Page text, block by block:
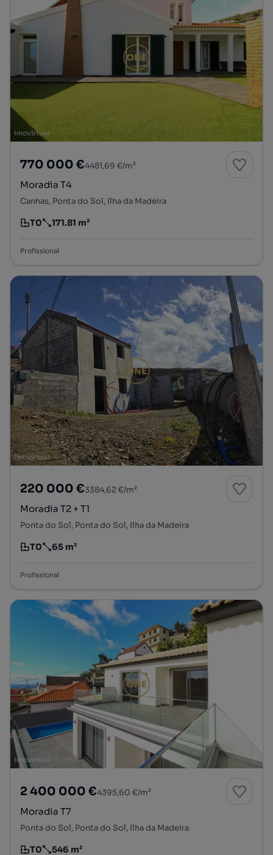
770 000 €4481,69 €/m²
Moradia T4
Canhas, Ponta do Sol, Ilha da Madeira
Tipologia
T0
Preço por metro quadrado
171.81 m²
Profissional
220 000 €3384,62 €/m²
Moradia T2 + T1
Ponta do Sol, Ponta do Sol, Ilha da Madeira
Tipologia
T0
Preço por metro quadrado
65 m²
Profissional
2 400 000 €4395,60 €/m²
Moradia T7
Ponta do Sol, Ponta do Sol, Ilha da Madeira
T0 546 m²